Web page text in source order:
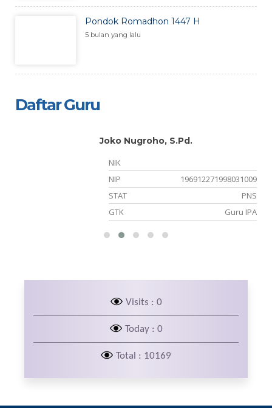
Pondok Romadhon 1447 H
5 bulan yang lalu
Daftar Guru
Joko Nugroho, S.Pd.
NIK
NIP
196912271998031009
STAT
PNS
GTK
Guru IPA
Visits : 0
Today : 0
Total : 10169